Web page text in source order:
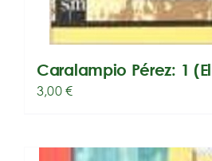
Caralampio Pérez: 1
3,00€